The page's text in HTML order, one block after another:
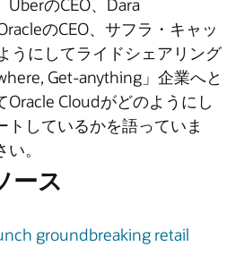
UberのCEO、Dara
のCEO、サフラ・キャッ
うにしてライドシェアリング
Get-anything」企業へと
Cloudがどのようにし
トしているかを語っていま
。
ース
groundbreaking retail